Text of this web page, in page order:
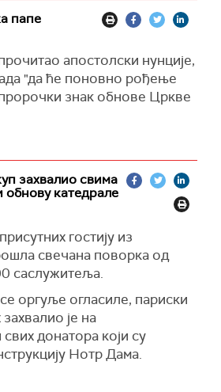
папе
апостолски нунције,
"да ће поновно рођење
знак обнове Цркве
захвалио свима
обнову катедрале
гостију из
свечана поворка од
саслужитеља.
оргуље огласиле, париски
је на
донатора који су
Нотр Дама.